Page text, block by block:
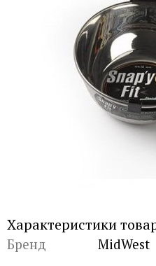
Характеристики
Бренд MidWest